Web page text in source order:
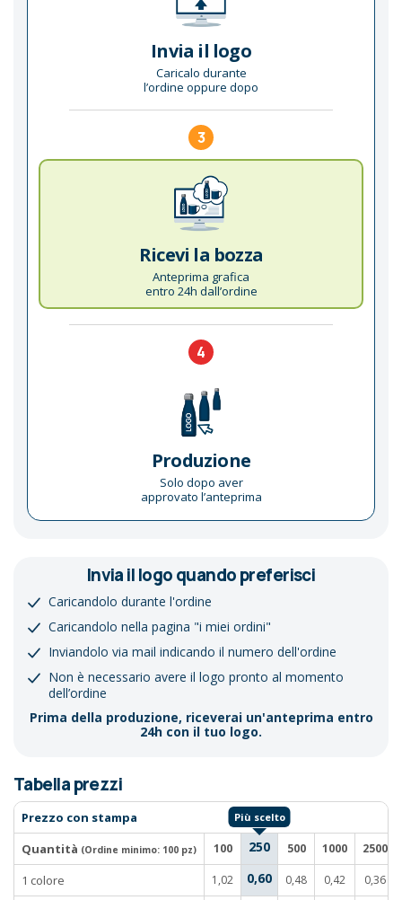
Invia il logo
Caricalo durante
l’ordine oppure dopo
3
Ricevi la bozza
Anteprima grafica
entro 24h dall’ordine
4
Produzione
Solo dopo aver
approvato l’anteprima
Invia il logo quando preferisci
Caricandolo durante l'ordine
Caricandolo nella pagina "i miei ordini"
Inviandolo via mail indicando il numero dell'ordine
Non è necessario avere il logo pronto al momento
dell’ordine
Prima della produzione, riceverai un'anteprima entro
24h con il tuo logo.
Tabella prezzi
Prezzo con stampa
Quantità (Ordine minimo: 100 pz) 100 250 500 1000 2500
1 colore 1,02 0,60 0,48 0,42 0,36